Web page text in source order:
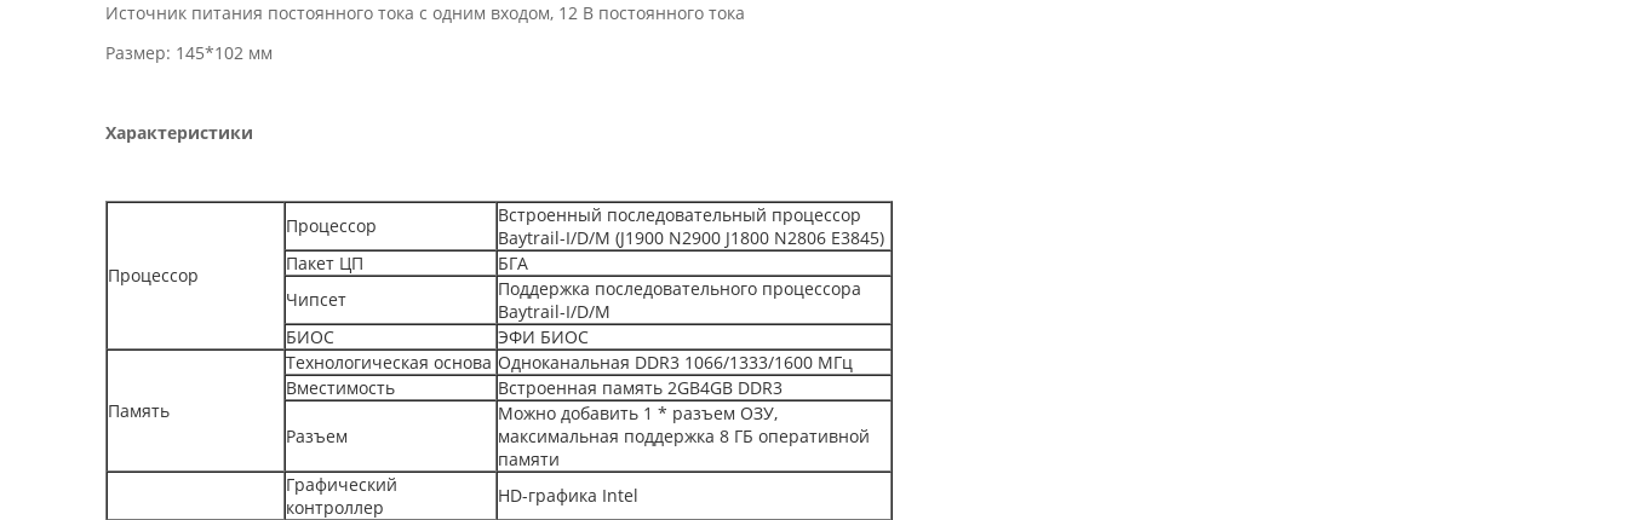
Источник питания постоянного тока с одним входом, 12 В постоянного тока
Размер: 145*102 мм
Характеристики
Процессор
Процессор
Встроенный последовательный процессор
Baytrail-I/D/M (J1900 N2900 J1800 N2806 E3845)
Пакет ЦП
БГА
Чипсет
Поддержка последовательного процессора
Baytrail-I/D/M
БИОС
ЭФИ БИОС
Память
Технологическая основа Одноканальная DDR3 1066/1333/1600 МГц
Вместимость
Встроенная память 2GB4GB DDR3
Разъем
Можно добавить 1 * разъем ОЗУ,
максимальная поддержка 8 ГБ оперативной
памяти
Графический
контроллер
HD-графика Intel